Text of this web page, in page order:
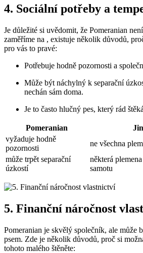
4. Sociální potřeby a
Je⁢ důležité si‌ uvědomit, že Pomeranian
zaměříme​ na , existuje několik důvodů,
pro vás to pravé:
Potřebuje hodně pozornosti a​
Může ⁤být⁤ náchylný k separační​
⁣nechán sám doma.
Je to ‌často hlučný pes, který rád
Pomeranian
vyžaduje hodně
pozornosti
ne všechna
může trpět separační
úzkostí
některá
samotu
5. Finanční náročnost
Pomeranian ⁢je skvělý ‌společník, ale může
psem. Zde je několik důvodů, ‍proč ⁤si
tohoto ​malého ‌štěněte: